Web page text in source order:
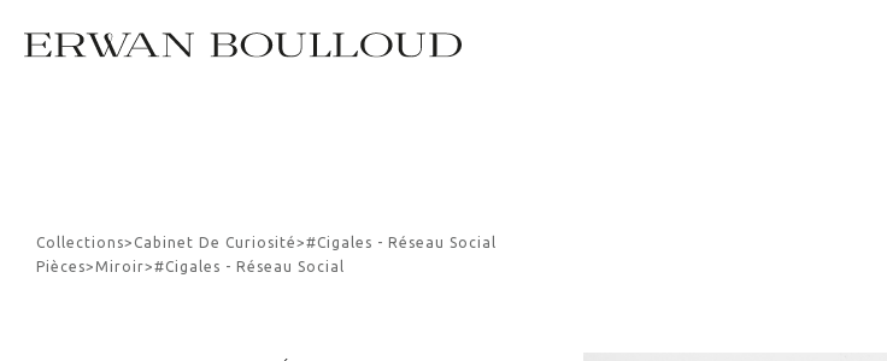
Collections> Cabinet De Curiosité>#cigales - Réseau Social
Pièces>Miroir>#cigales - Réseau Social